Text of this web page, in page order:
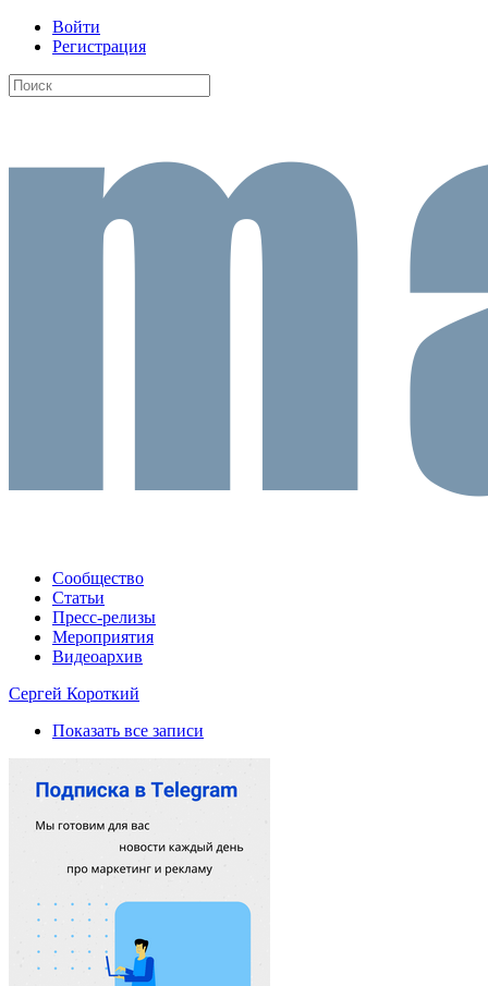
Войти
Регистрация
Сообщество
Статьи
Пресс-релизы
Мероприятия
Видеоархив
Сергей Короткий
Показать все записи